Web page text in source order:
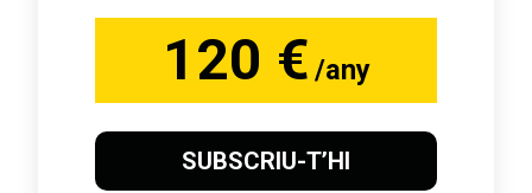
120 € /any
SUBSCRIU-T’HI